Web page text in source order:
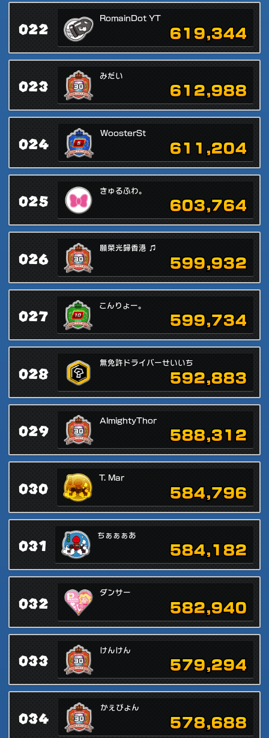
022
RomainDot YT
619,344
023
みだい
612,988
024
WoosterSt
611,204
025
きゅるふわ。
603,764
026
願榮光歸香港 ♫
599,932
027
こんりょー。
599,734
028
無免許ドライバーせいいち
592,883
029
AlmightyThor
588,312
030
T. Mar
584,796
031
ちぁぁぁあ
584,182
032
ダンサー
582,940
033
けんけん
579,294
034
かぇぴょん
578,688